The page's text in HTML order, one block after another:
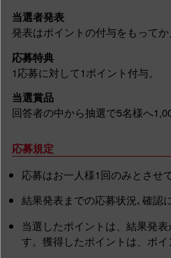
当選者発表
発表はポイントの付与をもってか
応募特典
1応募に対して1ポイント付与。
当選賞品
回答者の中から抽選で5名様へ
応募規定
応募はお一人様1回のみとさせ
結果発表までの応募状況､確認
当選したポイントは、結果発
す。獲得したポイントは、ポイ